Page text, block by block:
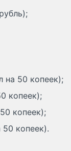
50 копеек);
копеек);
копеек);
копеек).